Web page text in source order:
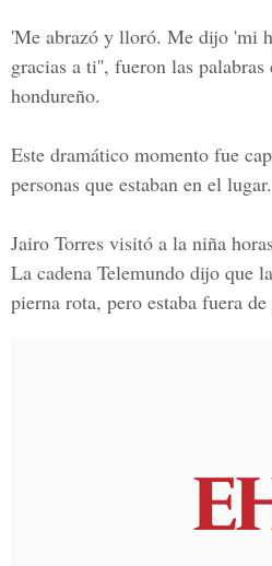
'Me abrazó y lloró. Me dijo 'mi
gracias a ti'', fueron las
hondureño.
Este dramático momento fue
personas que estaban en el lugar.
Jairo Torres visitó a la niña
La cadena Telemundo dijo que
pierna rota, pero estaba fuera